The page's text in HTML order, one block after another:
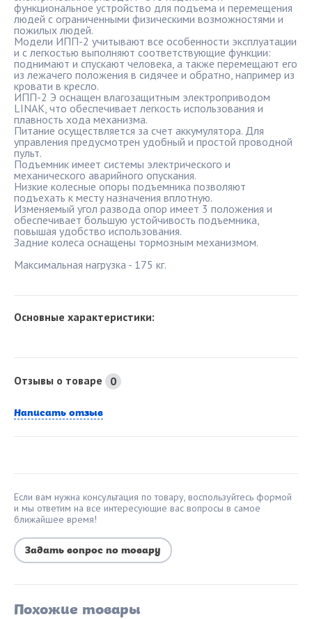
функциональное устройство для подъема и перемещения
людей с ограниченными физическими возможностями и
пожилых людей.
Модели ИПП-2 учитывают все особенности эксплуатации
и с легкостью выполняют соответствующие функции:
поднимают и спускают человека, а также перемещают его
из лежачего положения в сидячее и обратно, например из
кровати в кресло.
ИПП-2 Э оснащен влагозащитным электроприводом
LINAK, что обеспечивает легкость использования и
плавность хода механизма.
Питание осуществляется за счет аккумулятора. Для
управления предусмотрен удобный и простой проводной
пульт.
Подъемник имеет системы электрического и
механического аварийного опускания.
Низкие колесные опоры подъемника позволяют
подъехать к месту назначения вплотную.
Изменяемый угол развода опор имеет 3 положения и
обеспечивает большую устойчивость подъемника,
повышая удобство использования.
Задние колеса оснащены тормозным механизмом.
Максимальная нагрузка - 175 кг.
Основные характеристики:
Отзывы о товаре 0
Написать отзыв
Если вам нужна консультация по товару, воспользуйтесь формой
и мы ответим на все интересующие вас вопросы в самое
ближайшее время!
Задать вопрос по товару
Похожие товары